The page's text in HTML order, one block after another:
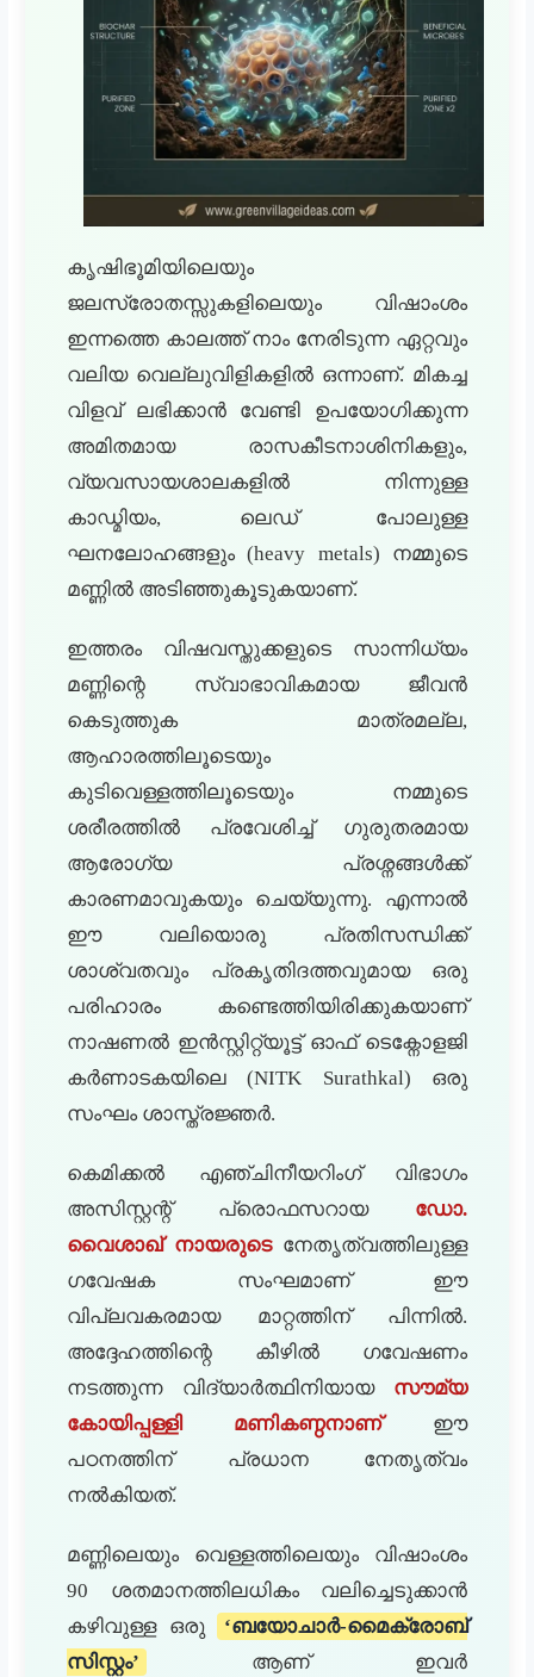
കൃഷിഭൂമിയിലെയും
ജലസ്രോതസ്സുകളിലെയും വിഷാംശം
ഇന്നത്തെ കാലത്ത് നാം നേരിടുന്ന ഏറ്റവും
വലിയ വെല്ലുവിളികളിൽ ഒന്നാണ്. മികച്ച
വിളവ് ലഭിക്കാൻ വേണ്ടി ഉപയോഗിക്കുന്ന
അമിതമായ രാസകീടനാശിനികളും,
വ്യവസായശാലകളിൽ നിന്നുള്ള
കാഡ്മിയം, ലെഡ് പോലുള്ള
ഘനലോഹങ്ങളും (heavy metals) നമ്മുടെ
മണ്ണിൽ അടിഞ്ഞുകൂടുകയാണ്.
ഇത്തരം വിഷവസ്തുക്കളുടെ സാന്നിധ്യം
മണ്ണിന്റെ സ്വാഭാവികമായ ജീവൻ
കെടുത്തുക മാത്രമല്ല,
ആഹാരത്തിലൂടെയും
കുടിവെള്ളത്തിലൂടെയും നമ്മുടെ
ശരീരത്തിൽ പ്രവേശിച്ച് ഗുരുതരമായ
ആരോഗ്യ പ്രശ്നങ്ങൾക്ക്
കാരണമാവുകയും ചെയ്യുന്നു. എന്നാൽ
ഈ വലിയൊരു പ്രതിസന്ധിക്ക്
ശാശ്വതവും പ്രകൃതിദത്തവുമായ ഒരു
പരിഹാരം കണ്ടെത്തിയിരിക്കുകയാണ്
നാഷണൽ ഇൻസ്റ്റിറ്റ്യൂട്ട് ഓഫ് ടെക്നോളജി
കർണാടകയിലെ (NITK Surathkal) ഒരു
സംഘം ശാസ്ത്രജ്ഞർ.
കെമിക്കൽ എഞ്ചിനീയറിംഗ് വിഭാഗം
അസിസ്റ്റന്റ് പ്രൊഫസറായ ഡോ.
വൈശാഖ് നായരുടെനേതൃത്വത്തിലുള്ള
ഗവേഷക സംഘമാണ് ഈ
വിപ്ലവകരമായ മാറ്റത്തിന് പിന്നിൽ.
അദ്ദേഹത്തിന്റെ കീഴിൽ ഗവേഷണം
നടത്തുന്ന വിദ്യാർത്ഥിനിയായ സൗമ്യ
കോയിപ്പള്ളി മണികണ്ഠനാണ്ഈ
പഠനത്തിന് പ്രധാന നേതൃത്വം
നൽകിയത്.
മണ്ണിലെയും വെള്ളത്തിലെയും വിഷാംശം
90 ശതമാനത്തിലധികം വലിച്ചെടുക്കാൻ
കഴിവുള്ള ഒരു
‘ബയോചാർ-മൈക്രോബ്
സിസ്റ്റം’
ആണ് ഇവർ